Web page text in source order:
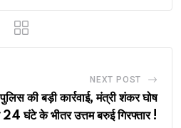
NEXT POST
की बड़ी कार्रवाई, मंत्री शंकर घोष
घंटे के भीतर उत्तम बरुई गिरफ्तार !